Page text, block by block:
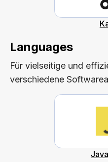
Languages
Für vielseitige und
verschiedene